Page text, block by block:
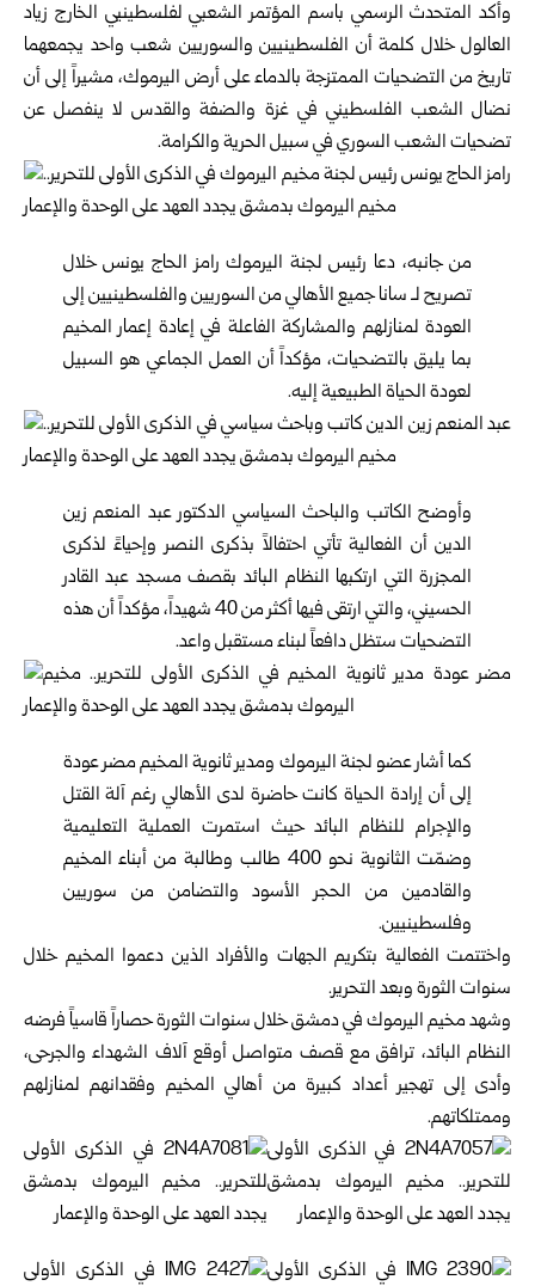
وأكد المتحدث الرسمي باسم المؤتمر الشعبي لفلسطينيي الخارج زياد
العالول خلال كلمة أن الفلسطينيين والسوريين شعب واحد يجمعهما
تاريخ من التضحيات الممتزجة بالدماء على أرض اليرموك، مشيراً إلى أن
نضال الشعب الفلسطيني في غزة والضفة والقدس لا ينفصل عن
تضحيات الشعب السوري في سبيل الحرية والكرامة.
من جانبه، دعا رئيس لجنة اليرموك رامز الحاج يونس خلال
تصريح لـ سانا جميع الأهالي من السوريين والفلسطينيين إلى
العودة لمنازلهم والمشاركة الفاعلة في إعادة إعمار المخيم
بما يليق بالتضحيات، مؤكداً أن العمل الجماعي هو السبيل
لعودة الحياة الطبيعية إليه.
وأوضح الكاتب والباحث السياسي الدكتور عبد المنعم زين
الدين أن الفعالية تأتي احتفالاً بذكرى النصر وإحياءً لذكرى
المجزرة التي ارتكبها النظام البائد بقصف مسجد عبد القادر
الحسيني، والتي ارتقى فيها أكثر من 40 شهيداً، مؤكداً أن هذه
التضحيات ستظل دافعاً لبناء مستقبل واعد.
كما أشار عضو لجنة اليرموك ومدير ثانوية المخيم مضر عودة
إلى أن إرادة الحياة كانت حاضرة لدى الأهالي رغم آلة القتل
والإجرام للنظام البائد حيث استمرت العملية التعليمية
وضمّت الثانوية نحو 400 طالب وطالبة من أبناء المخيم
والقادمين من الحجر الأسود والتضامن من سوريين
وفلسطينيين.
واختتمت الفعالية بتكريم الجهات والأفراد الذين دعموا المخيم خلال
سنوات الثورة وبعد التحرير.
وشهد مخيم اليرموك في دمشق خلال سنوات الثورة حصاراً قاسياً فرضه
النظام البائد، ترافق مع قصف متواصل أوقع آلاف الشهداء والجرحى،
وأدى إلى تهجير أعداد كبيرة من أهالي المخيم وفقدانهم لمنازلهم
وممتلكاتهم.